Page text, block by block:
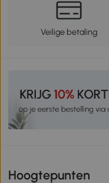
Veilige betaling
Hoogtepunten